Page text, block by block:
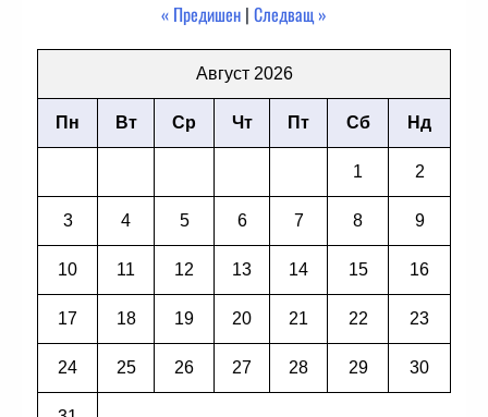
« Предишен | Следващ »
Август 2026
Пн Вт Ср Чт Пт Сб Нд
1 2
3 4 5 6 7 8 9
10 11 12 13 14 15 16
17 18 19 20 21 22 23
24 25 26 27 28 29 30